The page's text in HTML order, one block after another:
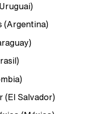
(Argentina)
(El Salvador)